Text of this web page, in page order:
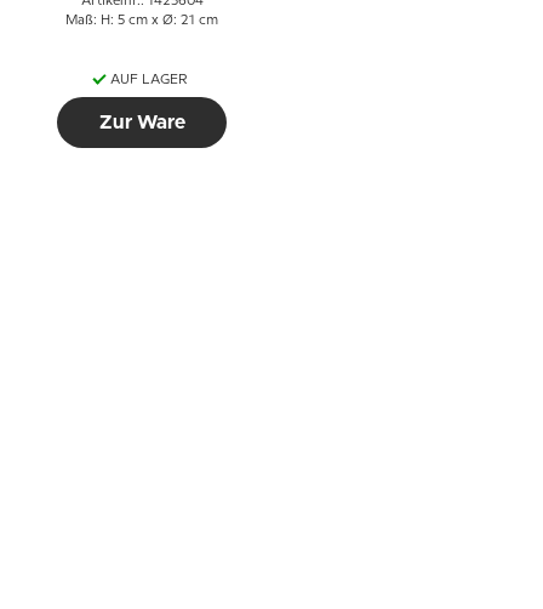
Maß: H: 5 cm x Ø: 21 cm
AUF LAGER
Zur Ware